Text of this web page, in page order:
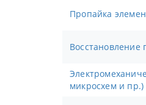
Пропайка
Электромеханический ремонт (замена электронных компонентов,
микросхем и пр.)